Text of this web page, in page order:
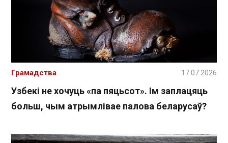
Узбекі не хочуць «па пяцьсот». Ім заплацяць
больш, чым атрымлівае палова беларусаў?
Грамадства 17.07.2026